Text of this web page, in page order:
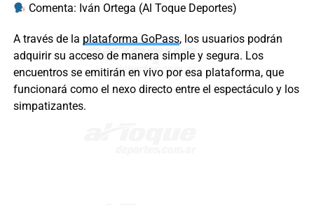
Comenta: Iván Ortega (Al Toque Deportes)
A través de la plataforma GoPass, los usuarios podrán
adquirir su acceso de manera simple y segura. Los
encuentros se emitirán en vivo por esa plataforma, que
funcionará como el nexo directo entre el espectáculo y los
simpatizantes.